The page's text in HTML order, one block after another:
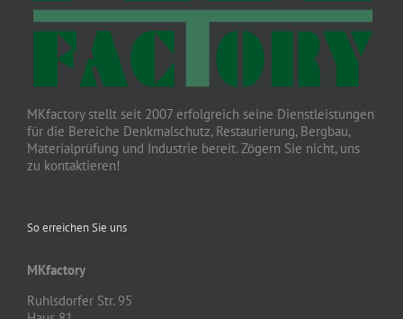
MKfactory stellt seit 2007 erfolgreich seine Dienstleistungen
für die Bereiche Denkmalschutz, Restaurierung, Bergbau,
Materialprüfung und Industrie bereit. Zögern Sie nicht, uns
zu kontaktieren!
So erreichen Sie uns
MKfactory
Ruhlsdorfer Str. 95